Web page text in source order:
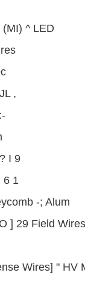
(MI) ^ LED
,
I 9
1
-; Alum
] 29 Field
Wires] " HV